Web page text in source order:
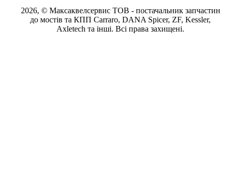
2026, © Максаквелсервис ТОВ - постачальник запчастин
до мостів та КПП Carraro, DANA Spicer, ZF, Kessler,
Axletech та інші. Всі права захищені.